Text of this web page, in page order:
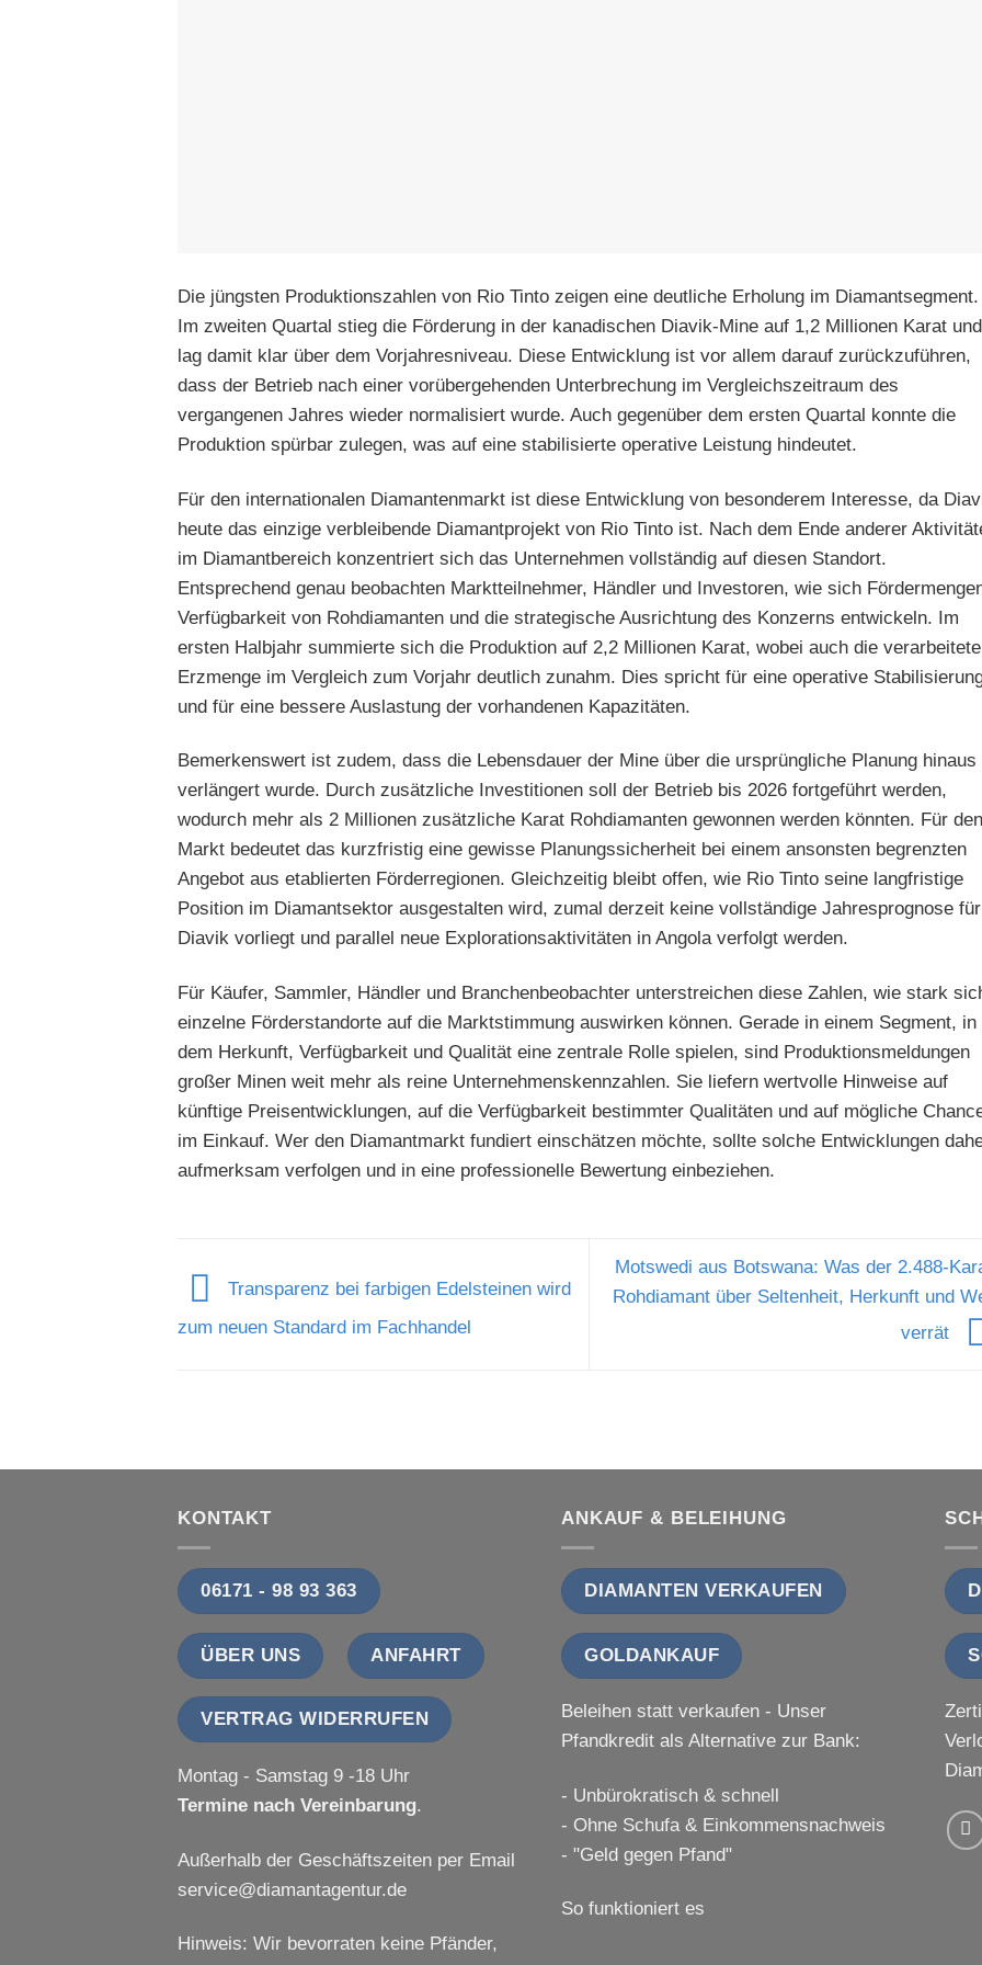
Die jüngsten Produktionszahlen von Rio Tinto zeigen eine deutliche Erholung im Diamantsegment.
Im zweiten Quartal stieg die Förderung in der kanadischen Diavik-Mine auf 1,2 Millionen Karat und
lag damit klar über dem Vorjahresniveau. Diese Entwicklung ist vor allem darauf zurückzuführen,
dass der Betrieb nach einer vorübergehenden Unterbrechung im Vergleichszeitraum des
vergangenen Jahres wieder normalisiert wurde. Auch gegenüber dem ersten Quartal konnte die
Produktion spürbar zulegen, was auf eine stabilisierte operative Leistung hindeutet.
Für den internationalen Diamantenmarkt ist diese Entwicklung von besonderem Interesse, da
heute das einzige verbleibende Diamantprojekt von Rio Tinto ist. Nach dem Ende anderer
im Diamantbereich konzentriert sich das Unternehmen vollständig auf diesen Standort.
Entsprechend genau beobachten Marktteilnehmer, Händler und Investoren, wie sich
Verfügbarkeit von Rohdiamanten und die strategische Ausrichtung des Konzerns entwickeln. Im
ersten Halbjahr summierte sich die Produktion auf 2,2 Millionen Karat, wobei auch die verarbeitete
Erzmenge im Vergleich zum Vorjahr deutlich zunahm. Dies spricht für eine operative
und für eine bessere Auslastung der vorhandenen Kapazitäten.
Bemerkenswert ist zudem, dass die Lebensdauer der Mine über die ursprüngliche Planung hinaus
verlängert wurde. Durch zusätzliche Investitionen soll der Betrieb bis 2026 fortgeführt werden,
wodurch mehr als 2 Millionen zusätzliche Karat Rohdiamanten gewonnen werden könnten. Für den
Markt bedeutet das kurzfristig eine gewisse Planungssicherheit bei einem ansonsten begrenzten
Angebot aus etablierten Förderregionen. Gleichzeitig bleibt offen, wie Rio Tinto seine langfristige
Position im Diamantsektor ausgestalten wird, zumal derzeit keine vollständige Jahresprognose für
Diavik vorliegt und parallel neue Explorationsaktivitäten in Angola verfolgt werden.
Für Käufer, Sammler, Händler und Branchenbeobachter unterstreichen diese Zahlen, wie stark
einzelne Förderstandorte auf die Marktstimmung auswirken können. Gerade in einem Segment, in
dem Herkunft, Verfügbarkeit und Qualität eine zentrale Rolle spielen, sind Produktionsmeldungen
großer Minen weit mehr als reine Unternehmenskennzahlen. Sie liefern wertvolle Hinweise auf
künftige Preisentwicklungen, auf die Verfügbarkeit bestimmter Qualitäten und auf mögliche
im Einkauf. Wer den Diamantmarkt fundiert einschätzen möchte, sollte solche Entwicklungen
aufmerksam verfolgen und in eine professionelle Bewertung einbeziehen.
Transparenz bei farbigen Edelsteinen wird
zum neuen Standard im Fachhandel
Motswedi aus Botswana: Was der 2.488-
Rohdiamant über Seltenheit, Herkunft und
verrät
KONTAKT
06171 - 98 93 363
ÜBER UNS ANFAHRT
VERTRAG WIDERRUFEN
Montag - Samstag 9 -18 Uhr
Termine nach Vereinbarung.
Außerhalb der Geschäftszeiten per Email
service@diamantagentur.de
Hinweis: Wir bevorraten keine Pfänder,
ANKAUF & BELEIHUNG
DIAMANTEN VERKAUFEN
GOLDANKAUF
Beleihen statt verkaufen - Unser
Pfandkredit als Alternative zur Bank:
- Unbürokratisch & schnell
- Ohne Schufa & Einkommensnachweis
- "Geld gegen Pfand"
So funktioniert es